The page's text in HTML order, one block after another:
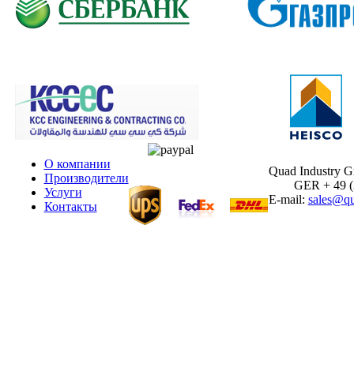
О компании
Производители
Услуги
Контакты
Quad Industry
GER + 49
E-mail: